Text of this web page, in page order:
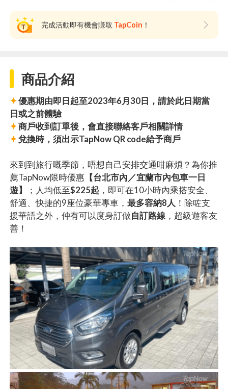
完成活動即有機會賺取 TapCoin ！
商品介紹
✦優惠期由即日起至2023年6月30日，請於此日期當
日或之前體驗
✦商戶收到訂單後，會直接聯絡客戶相關詳情
✦兌換時，須出示TapNow QR code給予商戶
來到到旅行嘅季節，唔想自己安排交通咁麻煩？為你推
薦TapNow限時優惠 【台北市內／宜蘭市內包車一日
遊】
；人均低至$225起 ，即可在10小時內乘搭安全、
舒適、快捷的9座位豪華專車，最多容納8人 ！除咗支
援華語之外，仲有可以度身訂做自訂路線 ，超級遊客友
善！